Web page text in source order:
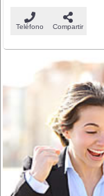
Teléfono Compartir